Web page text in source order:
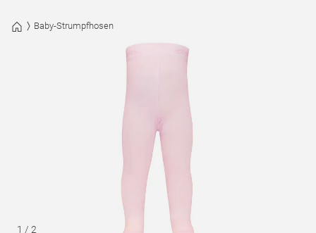
Baby-Strumpfhosen
1 / 2